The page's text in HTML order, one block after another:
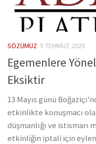
SÖZÜMÜZ 5 TEMMUZ 2025
Egemenlere
Eksiktir
13 Mayıs günü
etkinlikte konuşmacı
düşmanlığı ve istismarı
etkinliğin iptali için